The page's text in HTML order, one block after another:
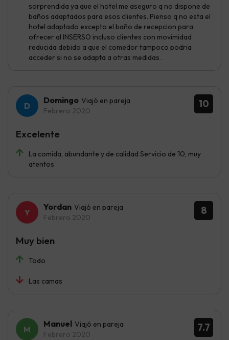
sorprendida ya que el hotel me aseguro q no dispone de
baños adaptados para esos clientes. Pienso q no esta el
hotel adaptado excepto el baño de recepcion para
ofrecer al INSERSO incluso clientes con movimidad
reducida debido a que el comedor tampoco podria
acceder si no se adapta a otras medidas .
10
Domingo Viajó en pareja
Febrero 2020
La comida, abundante y de calidad Servicio de 10, muy
atentos
Excelente
8
Yordan Viajó en pareja
Febrero 2020
Todo
Las camas
Muy bien
7.7
Manuel Viajó en pareja
Febrero 2020